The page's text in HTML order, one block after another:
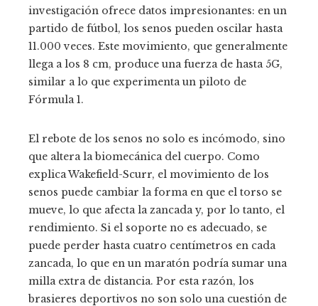
investigación ofrece datos impresionantes: en un
partido de fútbol, los senos pueden oscilar hasta
11.000 veces. Este movimiento, que generalmente
llega a los 8 cm, produce una fuerza de hasta 5G,
similar a lo que experimenta un piloto de
Fórmula 1.
El rebote de los senos no solo es incómodo, sino
que altera la biomecánica del cuerpo. Como
explica Wakefield-Scurr, el movimiento de los
senos puede cambiar la forma en que el torso se
mueve, lo que afecta la zancada y, por lo tanto, el
rendimiento. Si el soporte no es adecuado, se
puede perder hasta cuatro centímetros en cada
zancada, lo que en un maratón podría sumar una
milla extra de distancia. Por esta razón, los
brasieres deportivos no son solo una cuestión de